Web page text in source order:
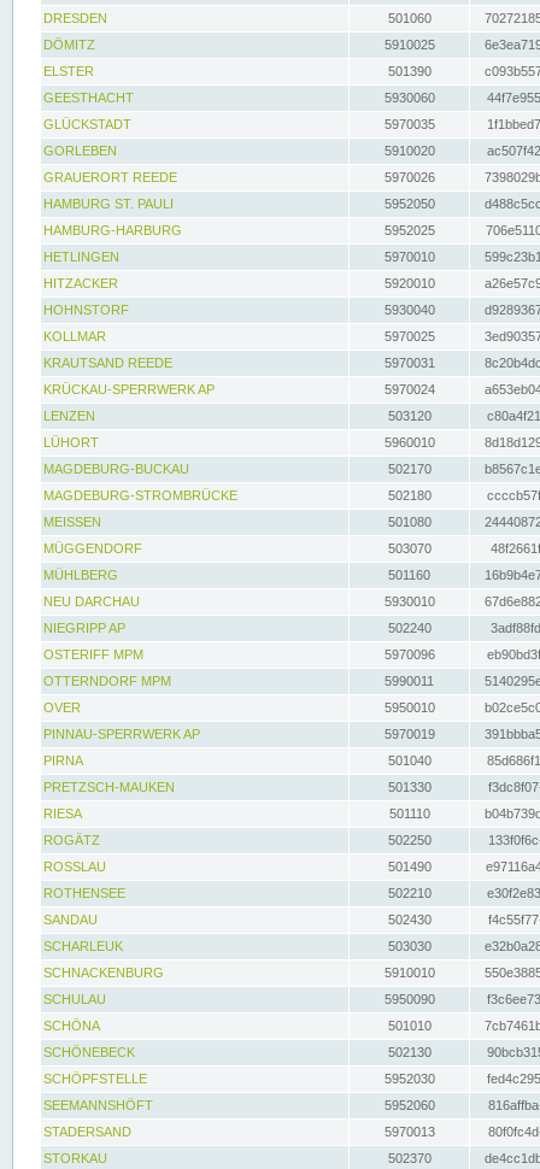
DRESDEN
501060
DÖMITZ
5910025
ELSTER
501390
GEESTHACHT
5930060
GLÜCKSTADT
5970035
GORLEBEN
5910020
GRAUERORT REEDE
5970026
HAMBURG ST. PAULI
5952050
HAMBURG-HARBURG
5952025
HETLINGEN
5970010
HITZACKER
5920010
HOHNSTORF
5930040
KOLLMAR
5970025
KRAUTSAND REEDE
5970031
KRÜCKAU-SPERRWERK AP
5970024
LENZEN
503120
LÜHORT
5960010
MAGDEBURG-BUCKAU
502170
MAGDEBURG-STROMBRÜCKE
502180
MEISSEN
501080
MÜGGENDORF
503070
MÜHLBERG
501160
NEU DARCHAU
5930010
NIEGRIPP AP
502240
OSTERIFF MPM
5970096
OTTERNDORF MPM
5990011
OVER
5950010
PINNAU-SPERRWERK AP
5970019
PIRNA
501040
PRETZSCH-MAUKEN
501330
RIESA
501110
ROGÄTZ
502250
ROSSLAU
501490
ROTHENSEE
502210
SANDAU
502430
SCHARLEUK
503030
SCHNACKENBURG
5910010
SCHULAU
5950090
SCHÖNA
501010
SCHÖNEBECK
502130
SCHÖPFSTELLE
5952030
SEEMANNSHÖFT
5952060
STADERSAND
5970013
STORKAU
502370